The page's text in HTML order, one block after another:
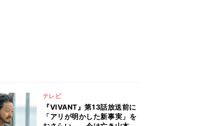
テレビ
『VIVANT』第13話放送前に
「アリが明かした新事実」を